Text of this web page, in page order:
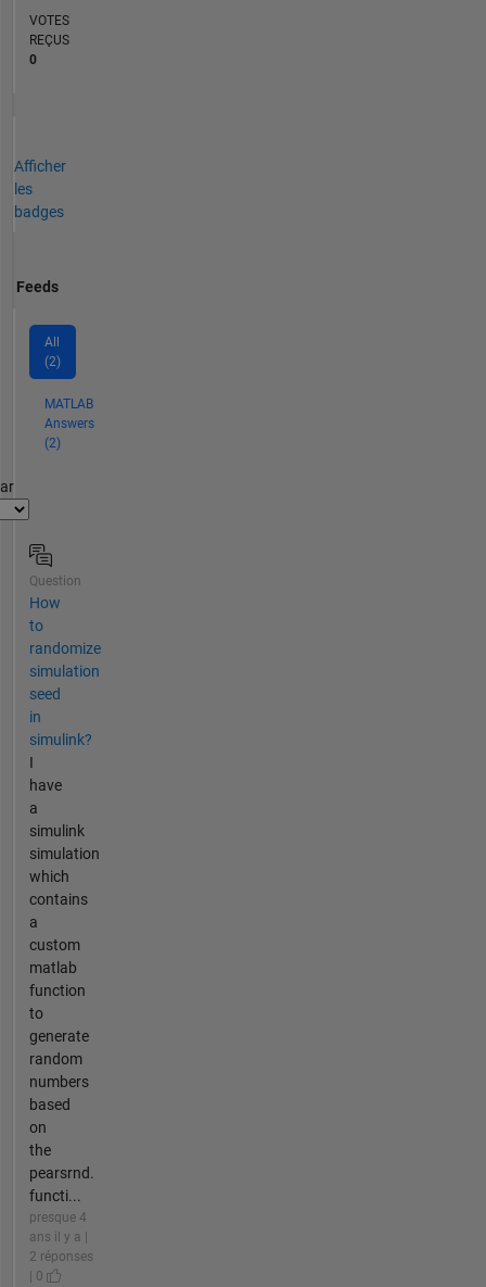
VOTES
REÇUS
0
Afficher
les
badges
Feeds
All
(2)
MATLAB
Answers
(2)
Question
How
to
randomize
simulation
seed
in
simulink?
I
have
a
simulink
simulation
which
contains
a
custom
matlab
function
to
generate
random
numbers
based
on
the
pearsrnd.
functi...
presque 4
ans il y a |
2 réponses
| 0